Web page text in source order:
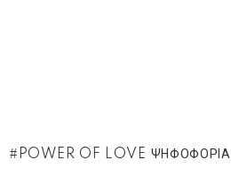
POWER OF LOVE ΨΗΦΟΦΟΡΊΑ